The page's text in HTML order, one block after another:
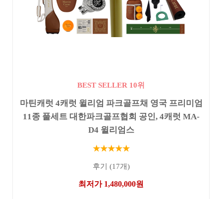
BEST SELLER 10위
마틴캐럿 4캐럿 윌리엄 파크골프채 영국 프리미엄
11종 풀세트 대한파크골프협회 공인, 4캐럿 MA-
D4 윌리엄스
★★★★★
후기 (17개)
최저가 1,480,000원